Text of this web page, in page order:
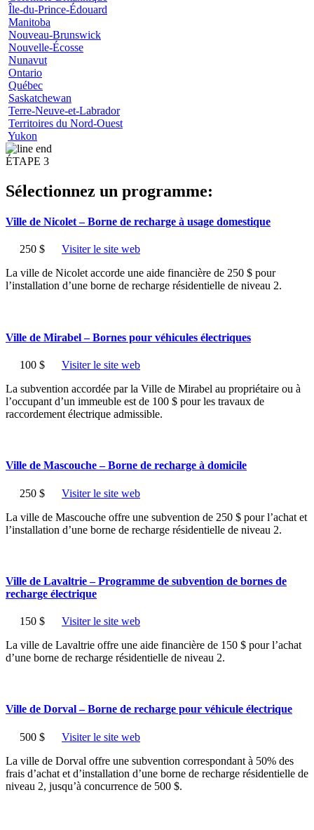
Île-du-Prince-Édouard
Manitoba
Nouveau-Brunswick
Nouvelle-Écosse
Nunavut
Ontario
Québec
Saskatchewan
Terre-Neuve-et-Labrador
Territoires du Nord-Ouest
Yukon
ÉTAPE 3
Sélectionnez un programme:
Ville de Nicolet – Borne de recharge à usage domestique
250 $
Visiter le site web
La ville de Nicolet accorde une aide financière de 250 $ pour
l’installation d’une borne de recharge résidentielle de niveau 2.
Ville de Mirabel – Bornes pour véhicules électriques
100 $
Visiter le site web
La subvention accordée par la Ville de Mirabel au propriétaire ou à
l’occupant d’un immeuble est de 100 $ pour les travaux de
raccordement électrique admissible.
Ville de Mascouche – Borne de recharge à domicile
250 $
Visiter le site web
La ville de Mascouche offre une subvention de 250 $ pour l’achat et
l’installation d’une borne de recharge résidentielle de niveau 2.
Ville de Lavaltrie – Programme de subvention de bornes de
recharge électrique
150 $
Visiter le site web
La ville de Lavaltrie offre une aide financière de 150 $ pour l’achat
d’une borne de recharge résidentielle de niveau 2.
Ville de Dorval – Borne de recharge pour véhicule électrique
500 $
Visiter le site web
La ville de Dorval offre une subvention correspondant à 50% des
frais d’achat et d’installation d’une borne de recharge résidentielle de
niveau 2, jusqu’à concurrence de 500 $.